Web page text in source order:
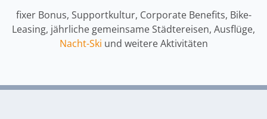
fixer Bonus, Supportkultur, Corporate Benefits, Bike-
Leasing, jährliche gemeinsame Städtereisen, Ausflüge,
Nacht-Ski und weitere Aktivitäten